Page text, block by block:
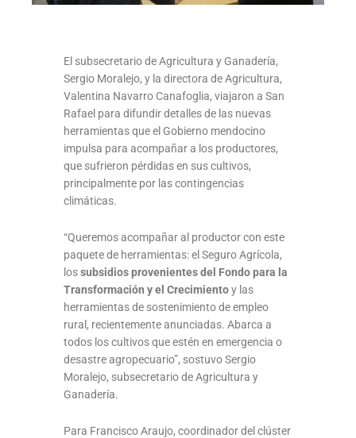
El subsecretario de Agricultura y Ganadería,
Sergio Moralejo, y la directora de Agricultura,
Valentina Navarro Canafoglia, viajaron a San
Rafael para difundir detalles de las nuevas
herramientas que el Gobierno mendocino
impulsa para acompañar a los productores,
que sufrieron pérdidas en sus cultivos,
principalmente por las contingencias
climáticas.
“Queremos acompañar al productor con este
paquete de herramientas: el Seguro Agrícola,
lossubsidios provenientes del Fondo para la
Transformación y el Crecimientoy las
herramientas de sostenimiento de empleo
rural, recientemente anunciadas. Abarca a
todos los cultivos que estén en emergencia o
desastre agropecuario”, sostuvo Sergio
Moralejo, subsecretario de Agricultura y
Ganadería.
Para Francisco Araujo, coordinador del clúster